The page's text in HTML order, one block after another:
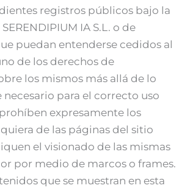
registros públicos bajo la
IA S.L. o de
puedan entenderse cedidos al
de los derechos de
los mismos más allá de lo
para el correcto uso
expresamente los
de las páginas del sitio
el visionado de las mismas
por medio de marcos o frames.
que se muestran en esta